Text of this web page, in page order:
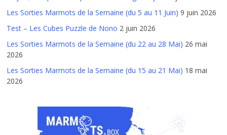
Les Sorties Marmots de la Semaine (du 5 au 11 Juin) 9 juin 2026
Test – Les Cubes Puzzle de Nono 2 juin 2026
Les Sorties Marmots de la Semaine (du 22 au 28 Mai) 26 mai
2026
Les Sorties Marmots de la Semaine (du 15 au 21 Mai) 18 mai
2026